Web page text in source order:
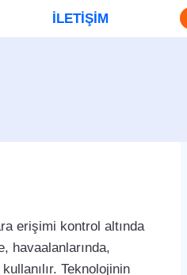
İLETİŞİM
erişimi kontrol altında
havaalanlarında,
Teknolojinin